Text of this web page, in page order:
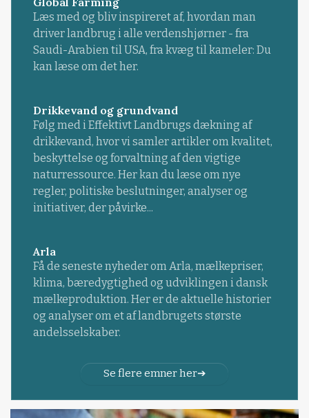
Læs med og bliv inspireret af, hvordan man
driver landbrug i alle verdenshjørner - fra
Saudi-Arabien til USA, fra kvæg til kameler: Du
kan læse om det her.
Drikkevand og grundvand
Følg med i Effektivt Landbrugs dækning af
drikkevand, hvor vi samler artikler om kvalitet,
beskyttelse og forvaltning af den vigtige
naturressource. Her kan du læse om nye
regler, politiske beslutninger, analyser og
initiativer, der påvirke...
Arla
Få de seneste nyheder om Arla, mælkepriser,
klima, bæredygtighed og udviklingen i dansk
mælkeproduktion. Her er de aktuelle historier
og analyser om et af landbrugets største
andelsselskaber.
Se flere emner her